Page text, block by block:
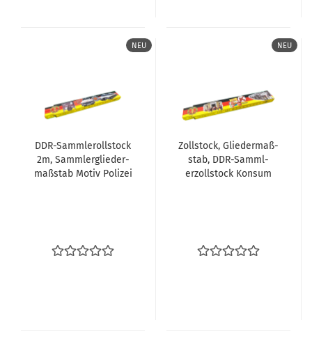
NEU
DDR-​Samm­le­roll­stock
2m, Samm­ler­glie­der­
maß­stab Motiv Po­li­zei
NEU
Zoll­stock, Glie­der­maß­
stab, DDR-​Samml­
erzoll­stock Kon­sum